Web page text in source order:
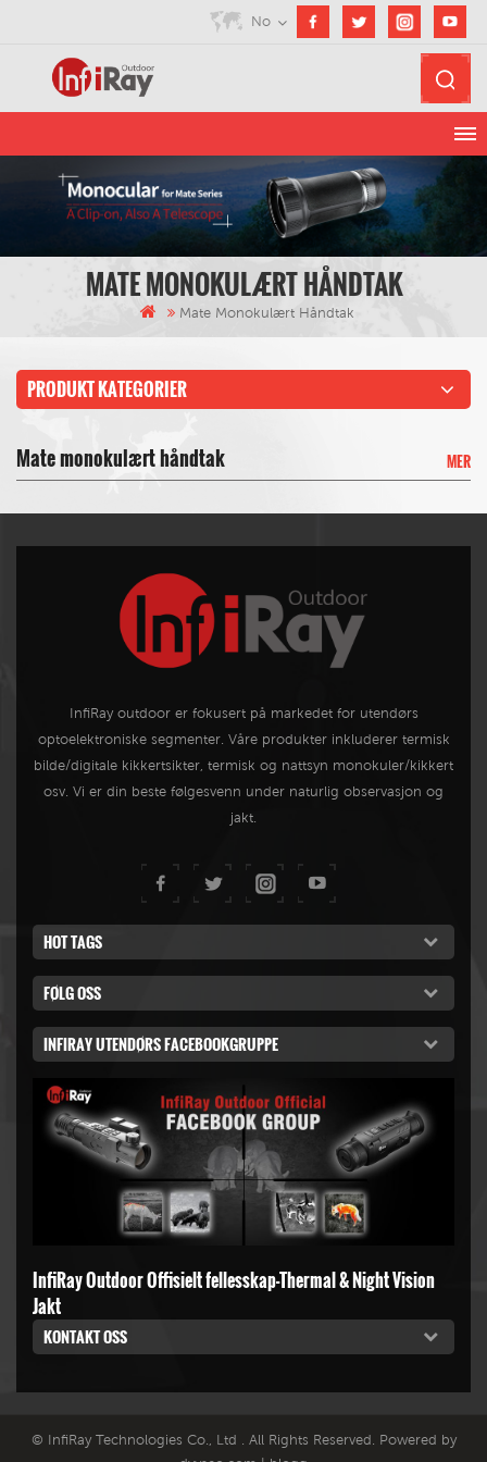
No
MATE MONOKULÆRT HÅNDTAK
Mate Monokulært Håndtak
PRODUKT KATEGORIER
Mate monokulært håndtak MER
InfiRay outdoor er fokusert på markedet for utendørs
optoelektroniske segmenter. Våre produkter inkluderer termisk
bilde/digitale kikkertsikter, termisk og nattsyn monokuler/kikkert
osv. Vi er din beste følgesvenn under naturlig observasjon og
jakt.
HOT TAGS
FØLG OSS
INFIRAY UTENDØRS FACEBOOKGRUPPE
InfiRay Outdoor Offisielt fellesskap-Thermal & Night Vision
Jakt
KONTAKT OSS
© InfiRay Technologies Co., Ltd . All Rights Reserved. Powered by